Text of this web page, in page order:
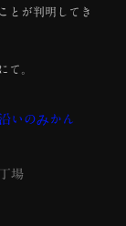
とが判明してき
にて。
いのみかん
場